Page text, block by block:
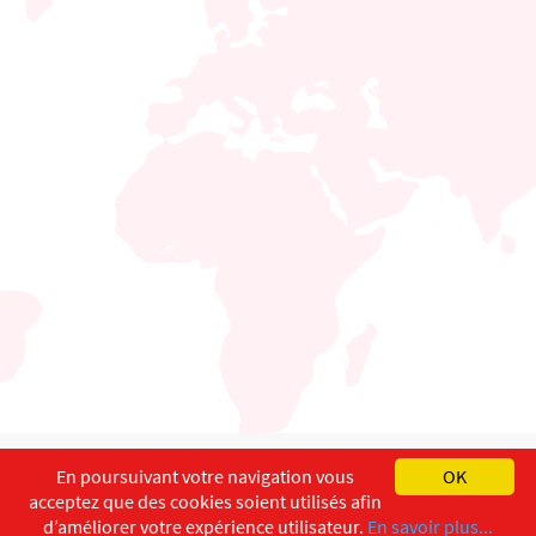
English Français
Copyright ©ISEC-AdW Impressum
OK
En poursuivant votre navigation vous
acceptez que des cookies soient utilisés afin
d’améliorer votre expérience utilisateur. En savoir plus...